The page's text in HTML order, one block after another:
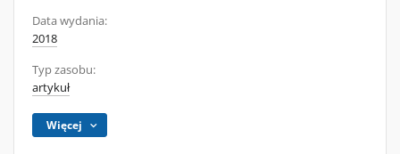
Data wydania:
2018
Typ zasobu:
artykuł
Więcej